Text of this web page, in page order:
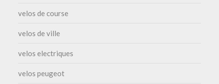
velos de course
velos de ville
velos electriques
velos peugeot